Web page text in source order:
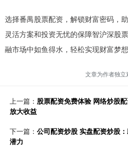
选择番禺股票配资，解锁财富密码，
灵活方案和投资无忧的保障智沪深股
融市场中如鱼得水，轻松实现财富梦想
文章为作者独
上一篇： 股票配资免费体验 网络炒股
放大收益
下一篇： 公司配资炒股 实盘配资炒股
潜力